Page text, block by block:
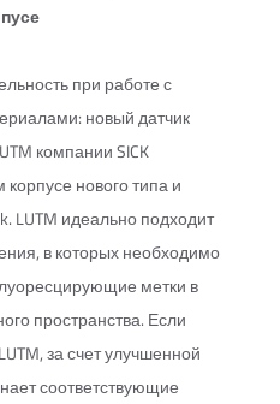
при работе с
новый датчик
компании SICK
нового типа и
LUTM идеально подходит
в которых необходимо
метки в
пространства. Если
за счет улучшенной
соответствующие